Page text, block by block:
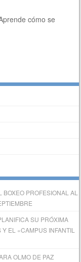
cómo se
PROFESIONAL AL
SU PRÓXIMA
EL «CAMPUS INFANTIL
OLMO DE PAZ